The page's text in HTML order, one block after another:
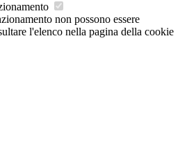
non possono essere
l'elenco nella pagina della cookie